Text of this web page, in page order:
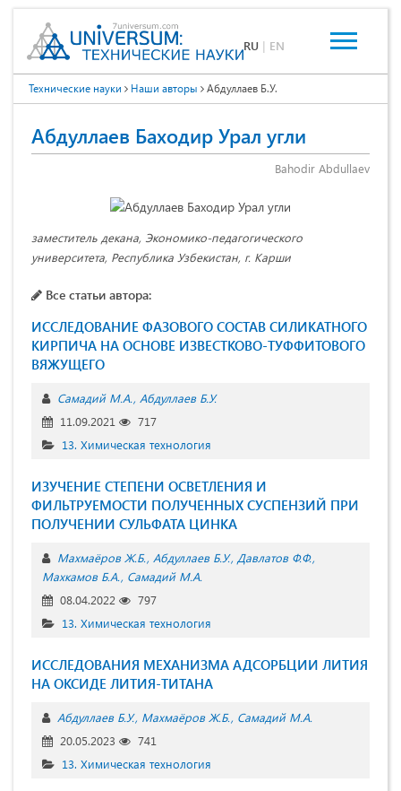
RU | EN
Технические науки Наши авторы Абдуллаев Б.У.
Абдуллаев Баходир Урал угли
Bahodir Abdullaev
заместитель декана, Экономико-педагогического
университета, Республика Узбекистан, г. Карши
Все статьи автора:
ИССЛЕДОВАНИЕ ФАЗОВОГО СОСТАВ СИЛИКАТНОГО
КИРПИЧА НА ОСНОВЕ ИЗВЕСТКОВО-ТУФФИТОВОГО
ВЯЖУЩЕГО
Самадий М.А. Абдуллаев Б.У.
11.09.2021
717
13. Химическая технология
ИЗУЧЕНИЕ СТЕПЕНИ ОСВЕТЛЕНИЯ И
ФИЛЬТРУЕМОСТИ ПОЛУЧЕННЫХ СУСПЕНЗИЙ ПРИ
ПОЛУЧЕНИИ СУЛЬФАТА ЦИНКА
Махмаёров Ж.Б. Абдуллаев Б.У. Давлатов Ф.Ф.
Махкамов Б.А. Самадий М.А.
08.04.2022
797
13. Химическая технология
ИССЛЕДОВАНИЯ МЕХАНИЗМА АДСОРБЦИИ ЛИТИЯ
НА ОКСИДЕ ЛИТИЯ-ТИТАНА
Абдуллаев Б.У. Махмаёров Ж.Б. Самадий М.А.
20.05.2023
741
13. Химическая технология